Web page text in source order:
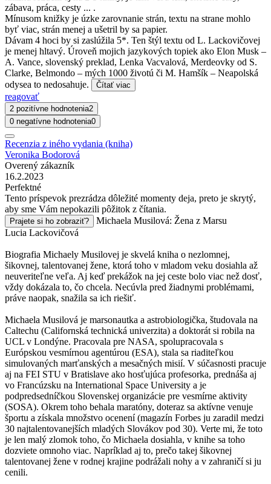
zábava, práca, cesty ... .
Mínusom knižky je úzke zarovnanie strán, textu na strane mohlo
byť viac, strán menej a ušetril by sa papier.
Dávam 4 hoci by si zaslúžila 5*. Ten štýl textu od L. Lackovičovej
je menej hltavý. Úroveň mojich jazykových topiek ako Elon Musk –
A. Vance, slovenský preklad, Lenka Vacvalová, Merdeovky od S.
Clarke, Belmondo – mých 1000 životú či M. Hamšík – Neapolská
odysea to nedosahuje.
Čítať viac
reagovať
2 pozitívne hodnotenia2
0 negatívne hodnotenia0
Recenzia z iného vydania (kniha)
Veronika Bodorová
Overený zákazník
16.2.2023
Perfektné
Tento príspevok prezrádza dôležité momenty deja, preto je skrytý,
aby sme Vám nepokazili pôžitok z čítania.
Prajete si ho zobraziť?
Michaela Musilová: Žena z Marsu
Lucia Lackovičová
Biografia Michaely Musilovej je skvelá kniha o nezlomnej,
šikovnej, talentovanej žene, ktorá toho v mladom veku dosiahla až
neuveriteľne veľa. Aj keď prekážok na jej ceste bolo viac než dosť,
vždy dokázala to, čo chcela. Necúvla pred žiadnymi problémami,
práve naopak, snažila sa ich riešiť.
Michaela Musilová je marsonautka a astrobiologička, študovala na
Caltechu (Californská technická univerzita) a doktorát si robila na
UCL v Londýne. Pracovala pre NASA, spolupracovala s
Európskou vesmírnou agentúrou (ESA), stala sa riaditeľkou
simulovaných marťanských a mesačných misií. V súčasnosti pracuje
aj na FEI STU v Bratislave ako hosťujúca profesorka, prednáša aj
vo Francúzsku na International Space University a je
podpredsedníčkou Slovenskej organizácie pre vesmírne aktivity
(SOSA). Okrem toho behala maratóny, doteraz sa aktívne venuje
športu a získala množstvo ocenení (magazín Forbes ju zaradil medzi
30 najtalentovanejších mladých Slovákov pod 30). Verte mi, že toto
je len malý zlomok toho, čo Michaela dosiahla, v knihe sa toho
dozviete omnoho viac. Napríklad aj to, prečo takej šikovnej
talentovanej žene v rodnej krajine podrážali nohy a v zahraničí si ju
cenili.